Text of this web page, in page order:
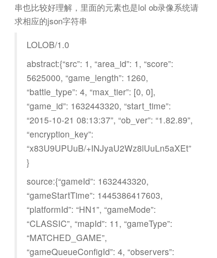
串也比较好理解，里面的元素也是lol ob录像系统请
求相应的json字符串
LOLOB/1.0
abstract:{“src”: 1, “area_id”: 1, “score”:
5625000, “game_length”: 1260,
“battle_type”: 4, “max_tier”: [0, 0],
“game_id”: 1632443320, “start_time”:
“2015-10-21 08:13:37”, “ob_ver”: “1.82.89”,
“encryption_key”:
“x83U9UPUuB/+INJyaU2Wz8lUuLn5aXEt”
}
source:{“gameId”: 1632443320,
“gameStartTime”: 1445386417603,
“platformId”: “HN1”, “gameMode”:
“CLASSIC”, “mapId”: 11, “gameType”:
“MATCHED_GAME”,
“gameQueueConfigId”: 4, “observers”: